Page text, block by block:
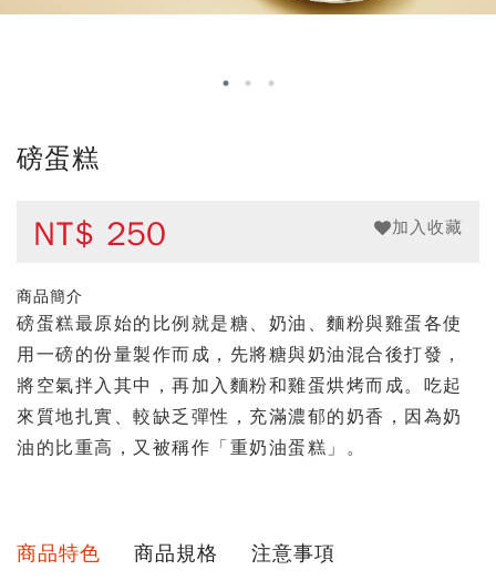
磅蛋糕
NT$ 250 加入收藏
商品簡介
磅蛋糕最原始的比例就是糖、奶油、麵粉與雞蛋各使
用一磅的份量製作而成，先將糖與奶油混合後打發，
將空氣拌入其中，再加入麵粉和雞蛋烘烤而成。吃起
來質地扎實、較缺乏彈性，充滿濃郁的奶香，因為奶
油的比重高，又被稱作「重奶油蛋糕」。
商品特色 商品規格 注意事項